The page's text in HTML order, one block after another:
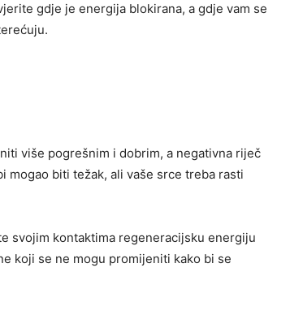
gdje je energija blokirana, a gdje vam se
više pogrešnim i dobrim, a negativna riječ
mogao biti težak, ali vaše srce treba rasti
svojim kontaktima regeneracijsku energiju
koji se ne mogu promijeniti kako bi se